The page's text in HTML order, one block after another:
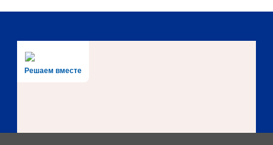
Решаем вместе